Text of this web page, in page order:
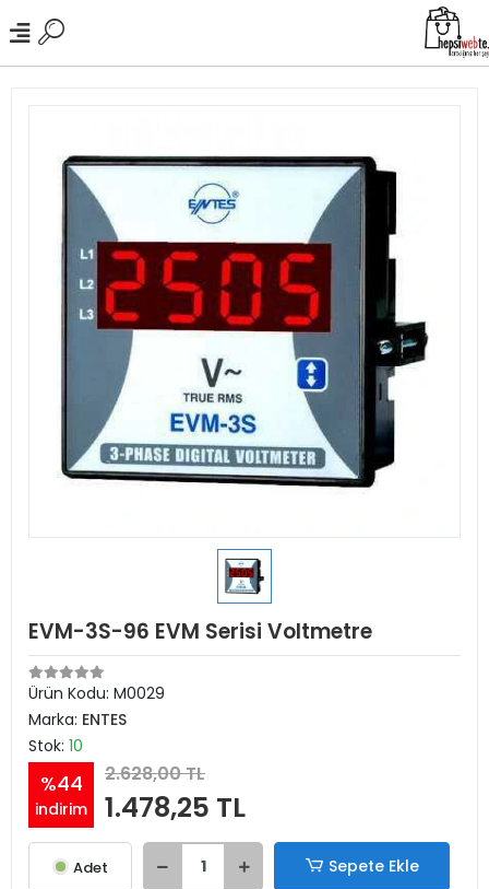
EVM-3S-96 EVM Serisi Voltmetre
Ürün Kodu: M0029
Marka: ENTES
Stok: 10
%44
indirim
2.628,00 TL
1.478,25 TL
Adet Sepete Ekle